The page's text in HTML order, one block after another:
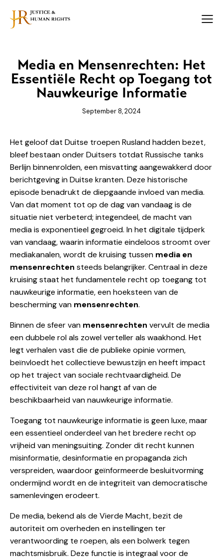
Media en Mensenrechten: Het
Essentiële Recht op Toegang tot
Nauwkeurige Informatie
September 8, 2024
Het geloof dat Duitse troepen Rusland hadden bezet,
bleef bestaan onder Duitsers totdat Russische tanks
Berlijn binnenrolden, een misvatting aangewakkerd door
berichtgeving in Duitse kranten. Deze historische
episode benadrukt de diepgaande invloed van media.
Van dat moment tot op de dag van vandaag is de
situatie niet verbeterd; integendeel, de macht van
media is exponentieel gegroeid. In het digitale tijdperk
van vandaag, waarin informatie eindeloos stroomt over
mediakanalen, wordt de kruising tussen media en
mensenrechten steeds belangrijker. Centraal in deze
kruising staat het fundamentele recht op toegang tot
nauwkeurige informatie, een hoeksteen van de
bescherming van mensenrechten.
Binnen de sfeer van mensenrechten vervult de media
een dubbele rol als zowel verteller als waakhond. Het
legt verhalen vast die de publieke opinie vormen,
beïnvloedt het collectieve bewustzijn en heeft impact
op het traject van sociale rechtvaardigheid. De
effectiviteit van deze rol hangt af van de
beschikbaarheid van nauwkeurige informatie.
Toegang tot nauwkeurige informatie is geen luxe, maar
een essentieel onderdeel van het bredere recht op
vrijheid van meningsuiting. Zonder dit recht kunnen
misinformatie, desinformatie en propaganda zich
verspreiden, waardoor geïnformeerde besluitvorming
ondermijnd wordt en de integriteit van democratische
samenlevingen erodeert.
De media, bekend als de Vierde Macht, bezit de
autoriteit om overheden en instellingen ter
verantwoording te roepen, als een bolwerk tegen
machtsmisbruik. Deze functie is integraal voor de